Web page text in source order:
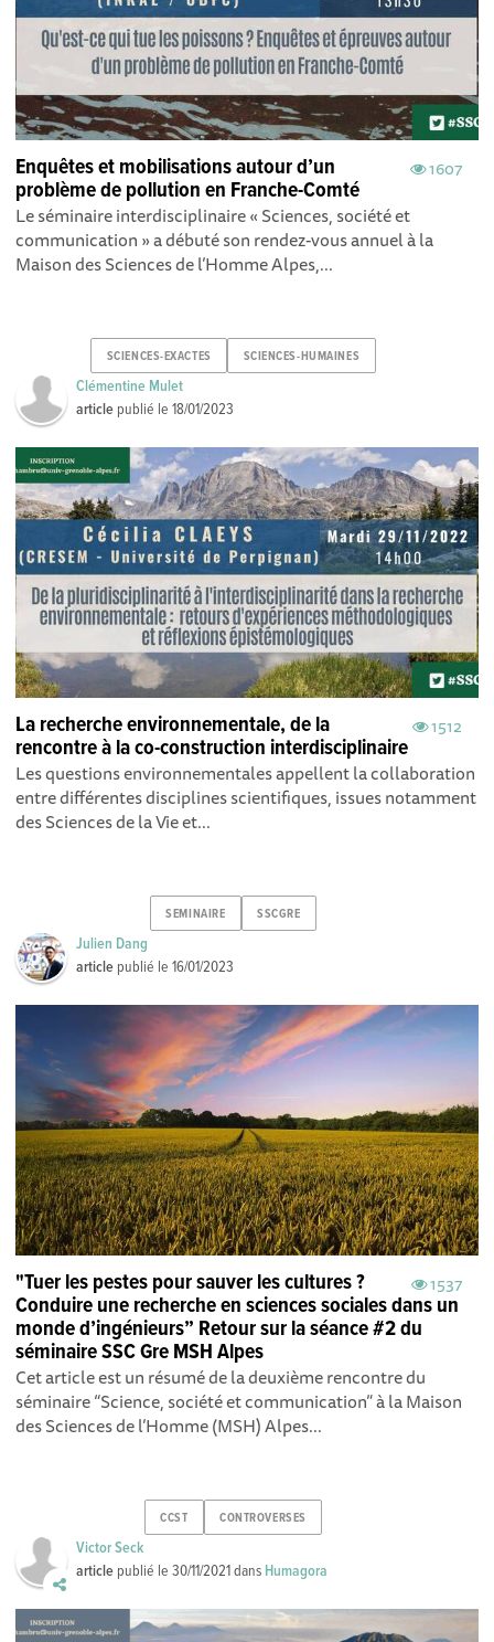
1607
Enquêtes et mobilisations autour d’un
problème de pollution en Franche-Comté
Le séminaire interdisciplinaire « Sciences, société et
communication » a débuté son rendez-vous annuel à la
Maison des Sciences de l’Homme Alpes,...
SCIENCES-EXACTES SCIENCES-HUMAINES
Clémentine Mulet
article publié le18/01/2023
1512
La recherche environnementale, de la
rencontre à la co-construction interdisciplinaire
Les questions environnementales appellent la collaboration
entre différentes disciplines scientifiques, issues notamment
des Sciences de la Vie et...
SEMINAIRE SSCGRE
Julien Dang
article publié le16/01/2023
1537
"Tuer les pestes pour sauver les cultures ?
Conduire une recherche en sciences sociales dans un
monde d’ingénieurs” Retour sur la séance #2 du
séminaire SSC Gre MSH Alpes
Cet article est un résumé de la deuxième rencontre du
séminaire “Science, société et communication” à la Maison
des Sciences de l’Homme (MSH) Alpes...
CCST CONTROVERSES
Victor Seck
article publié le30/11/2021dans Humagora